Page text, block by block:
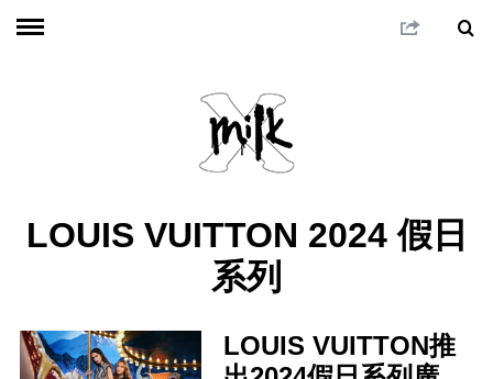
LOUIS VUITTON 2024 假日
系列
LOUIS VUITTON推